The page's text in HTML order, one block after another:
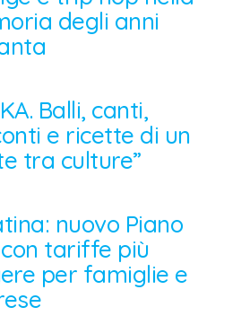
degli anni
Balli, canti,
e ricette di un
tra culture”
nuovo Piano
tariffe più
per famiglie e